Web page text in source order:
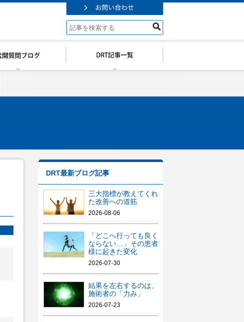
DRT最新ブログ記事
三大指標が教えてくれ
た改善への道筋
2026-08-06
「どこへ行っても良く
ならない…」その患者
様に起きた変化
2026-07-30
結果を左右するのは、
施術者の「力み」
2026-07-23